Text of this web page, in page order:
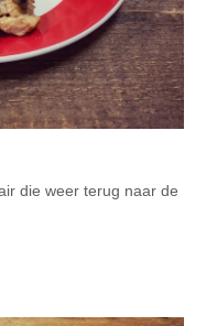
die weer terug naar de